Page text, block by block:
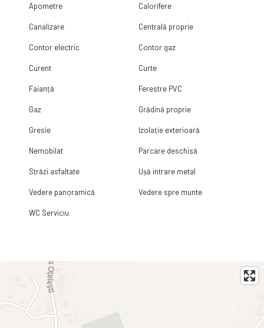
Apometre Calorifere
Canalizare Centrală proprie
Contor electric Contor gaz
Curent Curte
Faianță Ferestre PVC
Gaz Grădină proprie
Gresie Izolație exterioară
Nemobilat Parcare deschisă
Străzi asfaltate Ușă intrare metal
Vedere panoramică Vedere spre munte
WC Serviciu